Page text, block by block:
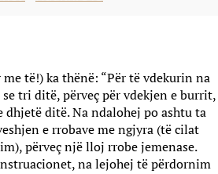
të!) ka thënë: “Për të vdekurin na
tri ditë, përveç për vdekjen e burrit,
ditë. Na ndalohej po ashtu ta
e rrobave me ngjyra (të cilat
përveç një lloj rrobe jemenase.
na lejohej të përdornim